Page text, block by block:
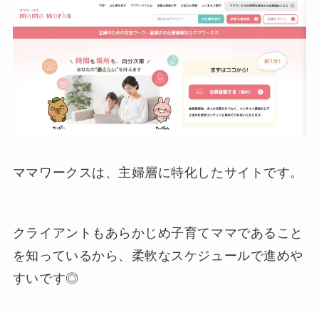
ママワークスは、主婦層に特化したサイトです。
クライアントもあらかじめ子育てママであること
を知っているから、柔軟なスケジュールで進めや
すいです◎